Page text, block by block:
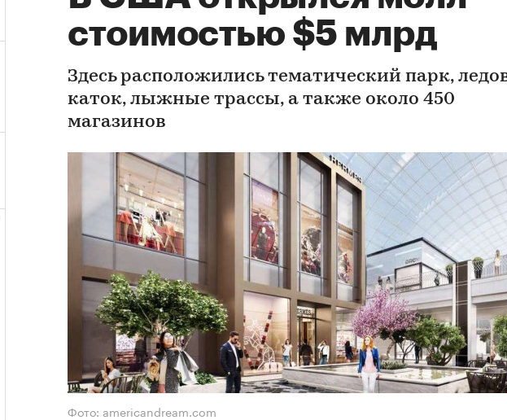
стоимостью $5 млрд
Здесь расположились тематический парк,
каток, лыжные трассы, а также около 450
магазинов
Фото: americandream.com